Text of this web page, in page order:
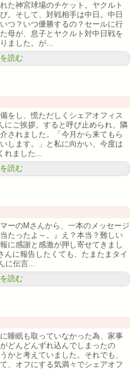
た神宮球場のチケット。ヤクルト
。そして、対戦相手は中日。中日
つ？いつ優勝するの？セールに行
母が、息子とヤクルト対中日戦を
ました。が...
読む
をし、慌ただしくシェアオフィス
にご挨拶。すると呼び止められ、隣
されました。「今月から来てもら
します。」と私に向かい、今度は
れました...
読む
ーのMさんから、一本のメッセージ
たったよ～。』え？本当？難しい
に感謝と感激が押し寄せてきまし
んに報告したくても、たまたまタイ
に伝言...
読む
睡眠も取っていなかった為、家事
どんどんずれ込んでしまったの
かと考えていました。それでも、
、オフにする気満々でシェアオフ